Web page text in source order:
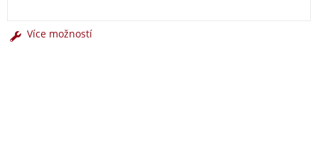
Více možností